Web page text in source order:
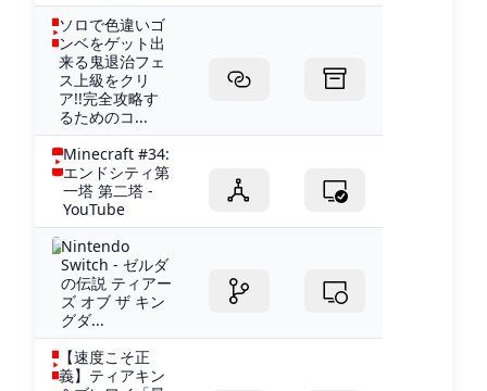
ソロで色違いゴ
ンベをゲット出
来る鬼退治フェ
ス上級をクリ
ア!!完全攻略す
るためのコ...
Minecraft #34:
エンドシティ第
一塔 第二塔 -
YouTube
Nintendo
Switch - ゼルダ
の伝説 ティアー
ズ オブ ザ キン
グダ...
【速度こそ正
義】ティアキン